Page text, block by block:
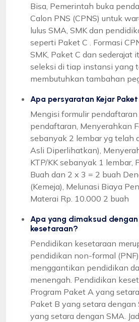
Bisa, Pemerintah buka
Calon PNS (CPNS) untuk
lulus SMA, SMK dan
seperti Paket C . Formasi
SMK, Paket C dan sederajat
seleksi di tiap instansi yang
membutuhkan tambahan
Apa persyaratan Kejar
Mengisi formulir
pendaftaran, Menyerahkan
sebanyak 2 lembar yg telah
Asli Diperlihatkan),
KTP/KK sebanyak 1 lembar,
Buah dan 2 x 3 = 2 buah
(Kemeja), Melunasi Biaya
Materai Rp. 10.000 2 buah
Apa yang dimaksud
kesetaraan?
Pendidikan kesetaraan
pendidikan non-formal
menggantikan pendidikan
menengah. Pendidikan
Program Paket A yang
Paket B yang setara dengan
yang setara dengan SMA.